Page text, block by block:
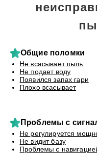
Общие поломки
Не всасывает пыль
Не подает воду
Появился запах гари
Плохо всасывает
Проблемы с
Не регулируется
Не видит базу
Проблемы с